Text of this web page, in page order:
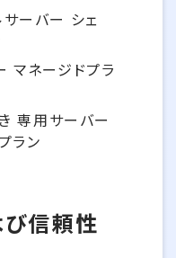
ーバー シェ
マネージドプラ
専用サーバー
ラン
信頼性